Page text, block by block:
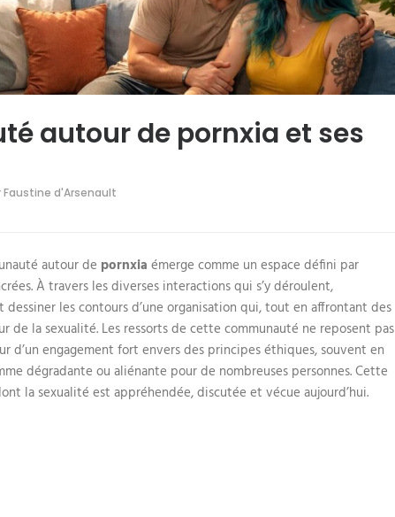
autour de pornxia et ses
Faustine d'Arsenault
autour de pornxia émerge comme un espace défini par
À travers les diverses interactions qui s’y déroulent,
les contours d’une organisation qui, tout en affrontant des
la sexualité. Les ressorts de cette communauté ne reposent pas
d’un engagement fort envers des principes éthiques, souvent en
dégradante ou aliénante pour de nombreuses personnes. Cette
la sexualité est appréhendée, discutée et vécue aujourd’hui.